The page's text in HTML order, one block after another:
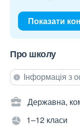
Показати
Про школу
Інформація з
Державна,
1–12 класи